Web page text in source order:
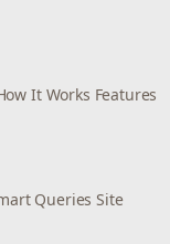
It Works Features
Queries Site